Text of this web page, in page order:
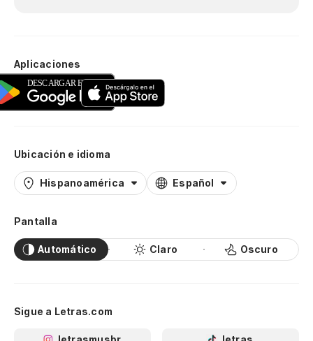
Aplicaciones
Ubicación e idioma
Hispanoamérica Español
Pantalla
Automático Claro Oscuro
Sigue a Letras.com